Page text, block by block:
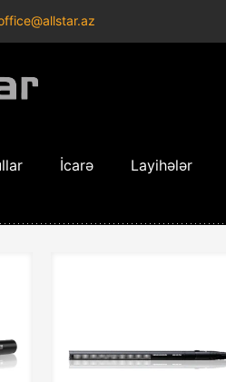
İcarə Layihələr